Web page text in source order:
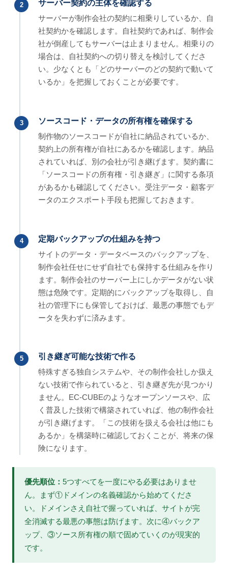
2 サーバー契約の主体を確認する
サーバーが制作会社の契約に相乗りしているか、自
社契約かを確認します。自社契約であれば、制作会
社が倒産してもサーバーは止まりません。相乗りの
場合は、自社契約への切り替えを検討してくださ
い。少なくとも「どのサーバーのどの契約で動いて
いるか」を把握しておくことが必要です。
3 ソースコード・データの所有権を確保する
制作物のソースコードが自社に納品されているか、
契約上の所有権が自社にあるかを確認します。納品
されていれば、別の会社が引き継げます。契約書に
「ソースコードの所有権・引き継ぎ」に関する条項
があるかも確認してください。受注データ・顧客デ
ータのエクスポート手段も把握しておきます。
4 定期バックアップの仕組みを持つ
サイトのデータ・データベースのバックアップを、
制作会社任せにせず自社でも保持する仕組みを作り
ます。制作会社のサーバー上にしかデータがない状
態は危険です。定期的にバックアップを取得し、自
社の管理下にも保管しておけば、最悪の事態でもデ
ータを失わずに済みます。
5 引き継ぎ可能な技術で作る
特殊すぎる独自システムや、その制作会社しか扱え
ない技術で作られていると、引き継ぎ先が見つかり
ません。EC-CUBEのようなオープンソースや、広
く普及した技術で構築されていれば、他の制作会社
が引き継げます。「この技術を扱える会社は他にも
あるか」を構築時に確認しておくことが、将来の保
険になります。
優先順位： 5つすべてを一度にやる必要はありませ
ん。まず①ドメインの名義確認から始めてくださ
い。ドメインさえ自社で握っていれば、サイトが完
全消滅する最悪の事態は防げます。次に④バックア
ップ、③ソース所有権の順で固めていくのが現実的
です。